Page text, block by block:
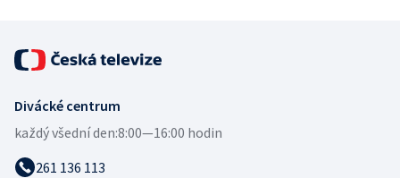
Divácké centrum
každý všední den:8:00—16:00 hodin
261 136 113